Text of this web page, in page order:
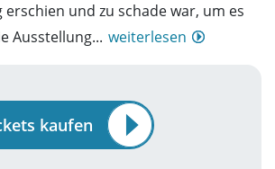
und zu schade war, um es
Ausstellung... weiterlesen
kaufen